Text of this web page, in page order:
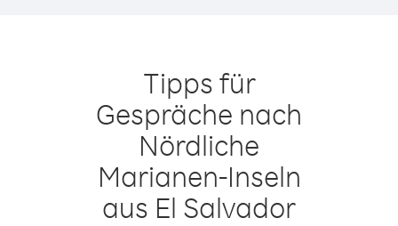
Tipps für
Gespräche nach
Nördliche
Marianen-Inseln
aus El Salvador